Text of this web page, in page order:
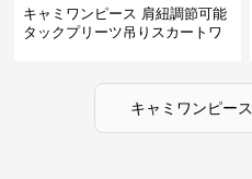
キャミワンピース 肩紐調節可能
タックプリーツ吊りスカートワ
キャミワンピース